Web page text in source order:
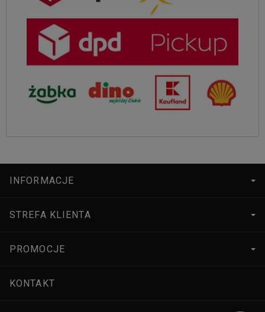
INFORMACJE
STREFA KLIENTA
PROMOCJE
KONTAKT